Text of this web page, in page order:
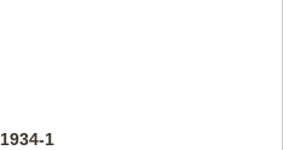
1